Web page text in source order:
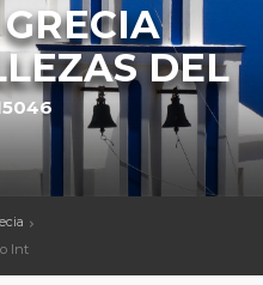
DEL
Int